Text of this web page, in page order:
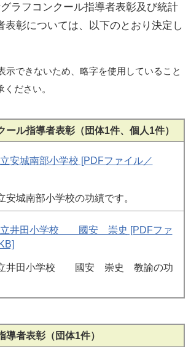
ラフコンクール指導者表彰及び統計
表彰については、以下のとおり決定し
示できないため、略字を使用していること
ださい。
ール指導者表彰（団体1件、個人1件）
安城南部小学校 [PDFファイル／
部小学校の功績です。
立井田小学校 國安 崇史 [PDFファ
小学校 國安 崇史 教諭の功
導者表彰（団体1件）